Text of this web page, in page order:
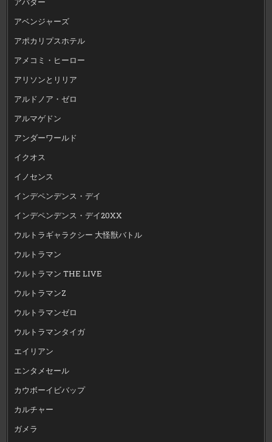
アベンジャーズ
アポカリプスホテル
アメコミ・ヒーロー
アリソンとリリア
アルドノア・ゼロ
アルマゲドン
アンダーワールド
イクオス
イノセンス
インデペンデンス・デイ
インデペンデンス・デイ20XX
ウルトラギャラクシー 大怪獣バトル
ウルトラマン
ウルトラマン THE LIVE
ウルトラマンZ
ウルトラマンゼロ
ウルトラマンタイガ
エイリアン
エンタメセール
カウボーイビバップ
カルチャー
ガメラ